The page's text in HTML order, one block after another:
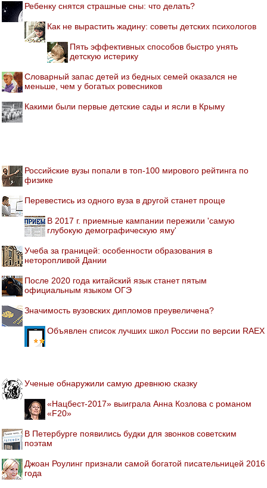
Ребенку снятся страшные сны: что делать?
Как не вырастить жадину: советы детских психологов
Пять эффективных способов быстро унять
детскую истерику
Словарный запас детей из бедных семей оказался не
меньше, чем у богатых ровесников
Какими были первые детские сады и ясли в Крыму
Российские вузы попали в топ-100 мирового рейтинга по
физике
Перевестись из одного вуза в другой станет проще
В 2017 г. приемные кампании пережили 'самую
глубокую демографическую яму'
Учеба за границей: особенности образования в
неторопливой Дании
После 2020 года китайский язык станет пятым
официальным языком ОГЭ
Значимость вузовских дипломов преувеличена?
Объявлен список лучших школ России по версии RAEX
Ученые обнаружили самую древнюю сказку
«Нацбест-2017» выиграла Анна Козлова с романом
«F20»
В Петербурге появились будки для звонков советским
поэтам
Джоан Роулинг признали самой богатой писательницей 2016
года